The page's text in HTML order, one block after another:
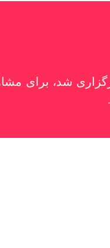
اتمی، آماده و بارگزاری